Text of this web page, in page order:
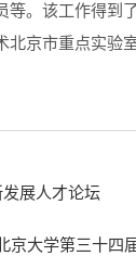
等。该工作得到
京市重点实验
展人才论坛
大学第三十四